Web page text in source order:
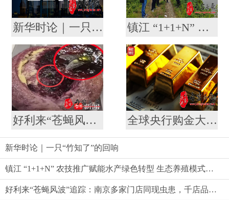
新华时论｜一只“竹知了”的回响 镇江 “1+1+N” 农技推广赋能水产绿色转型 生态养殖模式助农提质增效
好利来“苍蝇风波”追踪：南京多家门店同现虫患，千店品牌品控标准遭质疑 全球央行购金大增62% 释放哪些信号？专家解读→
新华时论｜一只“竹知了”的回响
镇江 “1+1+N” 农技推广赋能水产绿色转型 生态养殖模式助农提质增效
好利来“苍蝇风波”追踪：南京多家门店同现虫患，千店品牌品控标准遭质疑